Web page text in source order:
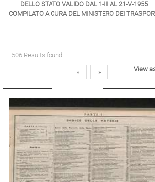
DELLO STATO VALIDO DAL 1-III AL 21-V-1955
COMPILATO A CURA DEL MINISTERO DEI
506 Results found
« » View